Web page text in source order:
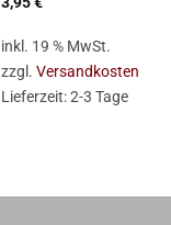
inkl. 19 % MwSt.
zzgl. Versandkosten
Lieferzeit:2-3 Tage